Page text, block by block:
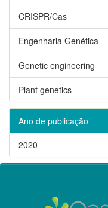
CRISPR/Cas
Engenharia Genética
Genetic engineering
Plant genetics
Ano de publicação
2020